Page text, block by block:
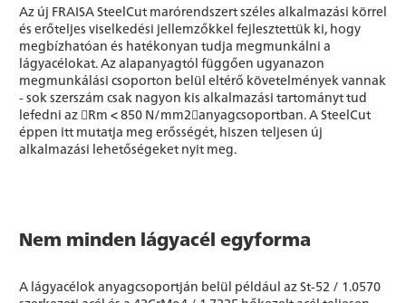
Az új FRAISA SteelCut marórendszert széles alkalmazási körrel
és erőteljes viselkedési jellemzőkkel fejlesztettük ki, hogy
megbízhatóan és hatékonyan tudja megmunkálni a
lágyacélokat. Az alapanyagtól függően ugyanazon
megmunkálási csoporton belül eltérő követelmények vannak
- sok szerszám csak nagyon kis alkalmazási tartományt tud
lefedni az Rm < 850 N/mm2anyagcsoportban. A SteelCut
éppen itt mutatja meg erősségét, hiszen teljesen új
alkalmazási lehetőségeket nyit meg.
Nem minden lágyacél egyforma
A lágyacélok anyagcsoportján belül például az St-52 / 1.0570